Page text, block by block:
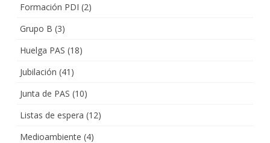
Formación PDI (2)
Grupo B (3)
Huelga PAS (18)
Jubilación (41)
Junta de PAS (10)
Listas de espera (12)
Medioambiente (4)